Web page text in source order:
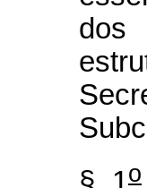
dos
o